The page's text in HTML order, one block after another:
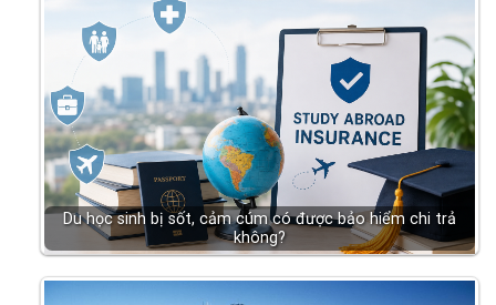
Du học sinh bị sốt, cảm cúm có được bảo hiểm chi trả
không?